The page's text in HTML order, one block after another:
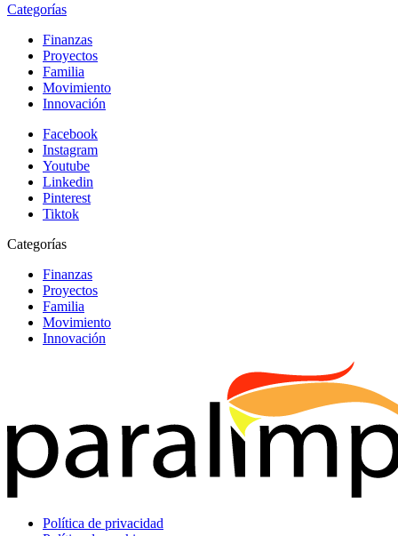
Categorías
Finanzas
Proyectos
Familia
Movimiento
Innovación
Facebook
Instagram
Youtube
Linkedin
Pinterest
Tiktok
Categorías
Finanzas
Proyectos
Familia
Movimiento
Innovación
Política de privacidad